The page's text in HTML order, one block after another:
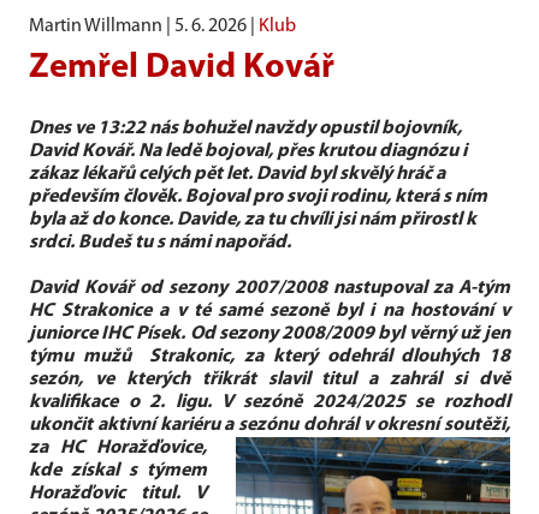
Martin Willmann | 5. 6. 2026 Klub
Zemřel David Kovář
Dnes ve 13:22 nás bohužel navždy opustil bojovník,
David Kovář. Na ledě bojoval, přes krutou diagnózu i
zákaz lékařů celých pět let. David byl skvělý hráč a
především člověk. Bojoval pro svoji rodinu, která s ním
byla až do konce. Davide, za tu chvíli jsi nám přirostl k
srdci. Budeš tu s námi napořád.
David Kovář od sezony 2007/2008 nastupoval za A-tým
HC Strakonice a v té samé sezoně byl i na hostování v
juniorce IHC Písek. Od sezony 2008/2009 byl věrný už jen
týmu mužů Strakonic, za který odehrál dlouhých 18
sezón, ve kterých třikrát slavil titul a zahrál si dvě
kvalifikace o 2. ligu. V sezóně 2024/2025 se rozhodl
ukončit aktivní kariéru a sezónu dohrál v okresní soutěži,
za HC Horažďovice,
kde získal s týmem
Horažďovic titul. V